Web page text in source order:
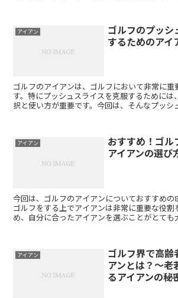
アイアン
ゴルフのプッ
するためのアイ
ゴルフのアイアンは、ゴルフにおいて非常に重
す。特にプッシュスライスを克服するためには
択と使い方が重要です。今回は、そんなプッシ
アイアン
おすすめ！ゴル
アイアンの選び
今回は、ゴルフのアイアンについておすすめの
ゴルフをする上でアイアンは非常に重要な役割
め、自分に合ったアイアンを選ぶことがとても
アイアン
ゴルフ界で高齢
アンとは？〜
るアイアンの秘